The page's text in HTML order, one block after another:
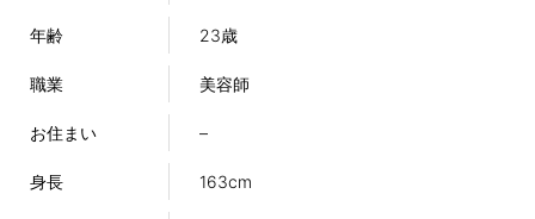
年齢 23歳
職業 美容師
お住まい –
身長 163cm